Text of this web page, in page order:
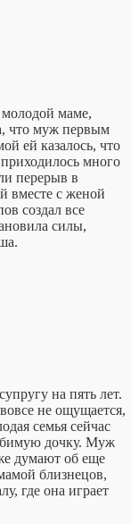
молодой маме,
что муж первым
ей казалось, что
приходилось много
перерыв в
вместе с женой
создал все
силы,
на пять лет.
не ощущается,
семья сейчас
дочку. Муж
думают об еще
близнецов,
где она играет